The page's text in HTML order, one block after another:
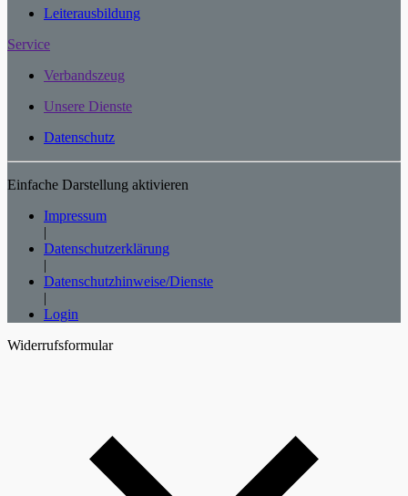
Leiterausbildung
Service
Verbandszeug
Unsere Dienste
Datenschutz
Einfache Darstellung aktivieren
Impressum
|
Datenschutzerklärung
|
Datenschutzhinweise/Dienste
|
Login
Widerrufsformular